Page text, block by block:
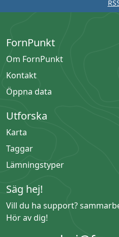
FornPunkt
Om FornPunkt
Kontakt
Öppna data
Utforska
Karta
Taggar
Lämningstyper
Säg hej!
Vill du ha support?
Hör av dig!